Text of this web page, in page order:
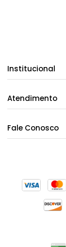
Institucional
Atendimento
Fale Conosco